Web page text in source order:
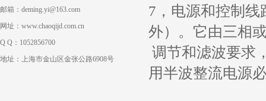
邮箱：deming.yi@163.com
网址：www.chaoqijd.com.cn
Q Q：1052856700
地址：上海市金山区金张公路6908号
7，电源和控制线
外）。它由三相
调节和滤波要求
用半波整流电源